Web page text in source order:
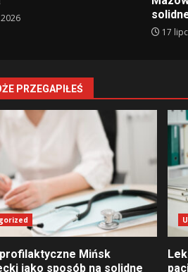
17
PRZEGAPIŁEŚ
Mińsk
jako sposób na solidne